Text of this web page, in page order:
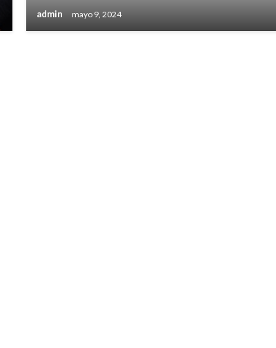
admin mayo 9, 2024